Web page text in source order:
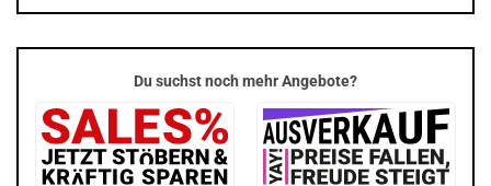
Du suchst noch mehr Angebote?